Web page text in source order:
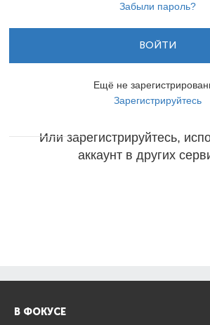
Забыли пароль?
ВОЙТИ
Ещё не
Зарегистрируйтесь
Или зарегистрируйтесь,
аккаунт в других
В ФОКУСЕ